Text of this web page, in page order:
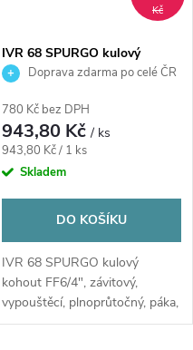
Kč
IVR 68 SPURGO kulový
kohout FF6/4", závitový,
páka, voda, poniklovaný
Doprava zdarma po celé ČR
780 Kč bez DPH
943,80 Kč/ ks
Měrná
cena:
943,80 Kč / 1 ks
Skladem
DO KOŠÍKU
IVR 68 SPURGO kulový
kohout FF6/4", závitový,
vypouštěcí, plnoprůtočný, páka,
voda, poniklovaný